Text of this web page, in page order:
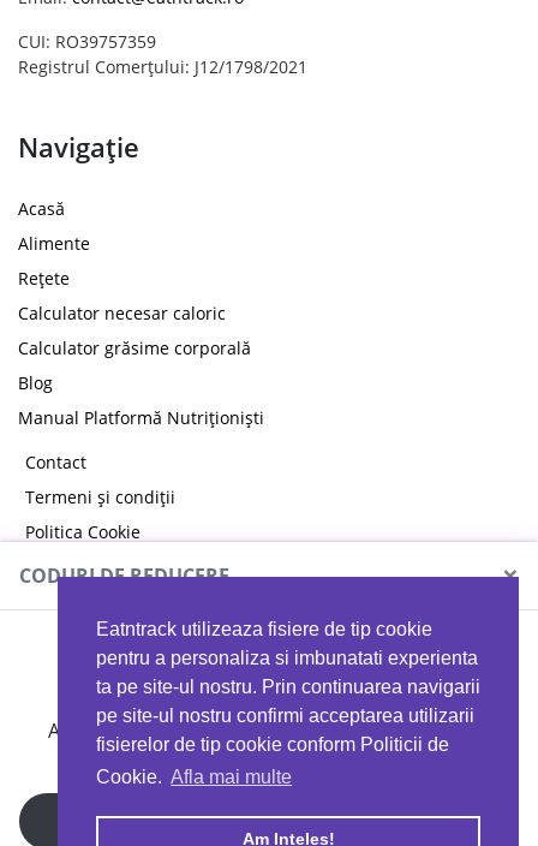
Eatntrack utilizeaza fisiere de tip cookie
pentru a personaliza si imbunatati experienta
ta pe site-ul nostru. Prin continuarea navigarii
pe site-ul nostru confirmi acceptarea utilizarii
fisierelor de tip cookie conform Politicii de
Cookie. Afla mai multe
Am Inteles!
CUI: RO39757359
Registrul Comerțului: J12/1798/2021
Navigație
Acasă
Alimente
Rețete
Calculator necesar caloric
Calculator grăsime corporală
Blog
Manual Platformă Nutriționiști
Contact
Termeni și condiții
Politica Cookie
Politica de confidențialitate
CODURI DE REDUCERE ×
MYPROTEIN
Ai 40%reducere la orice comandă folosind codul
EATTRACK
Profită acum